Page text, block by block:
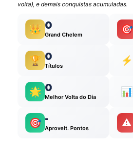
volta), e demais conquistas acumuladas.
👑 0
Grand Chelem 🎯
🏆 0
Títulos ⚡
🌟 0
Melhor Volta do Dia 📊
🎯 -
Aproveit. Pontos ⚠️